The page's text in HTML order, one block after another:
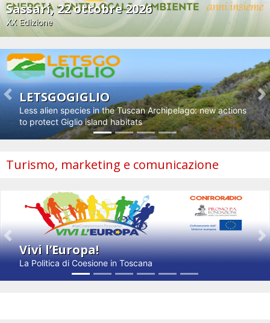
Sassari, 22 ottobre 2026
XX Edizione
LETSGOGIGLIO
Less alien species in the Tuscan Archipelago: new actions
to protect Giglio island habitats
Previous
Turismo, marketing e comunicazione
Vivi l’Europa!
La Politica di Coesione in Toscana
Previous